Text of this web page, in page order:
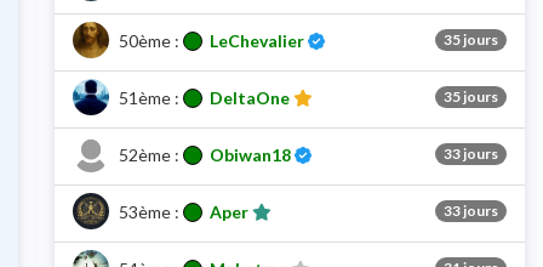
50ème : LeChevalier Certifié 35 jours
51ème : DeltaOne 35 jours
52ème : Obiwan18 Certifié 33 jours
53ème : Aper 33 jours